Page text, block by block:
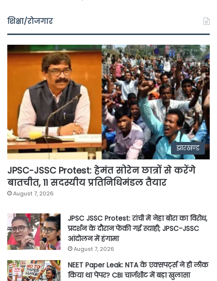
शिक्षा/रोजगार
झारखण्ड
JPSC-JSSC Protest: हेमंत सोरेन छात्रों से करेंगे
बातचीत, 11 सदस्यीय प्रतिनिधिमंडल तैयार
August 7, 2026
JPSC JSSC Protest: रांची में नेहा बोरा का विरोध,
प्रदर्शन के दौरान फेंकी गई स्याही; JPSC-JSSC
आंदोलन में हंगामा
August 7, 2026
NEET Paper Leak: NTA के एक्सपर्ट्स ने ही लीक
किया था पेपर? CBI चार्जशीट में बड़ा खुलासा